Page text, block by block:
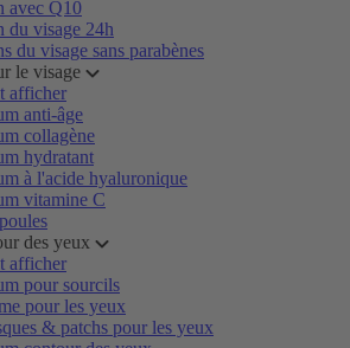
avec Q10
du visage 24h
du visage sans parabènes
le visage
afficher
anti-âge
collagène
hydratant
à l'acide hyaluronique
vitamine C
des yeux
afficher
pour sourcils
pour les yeux
& patchs pour les yeux